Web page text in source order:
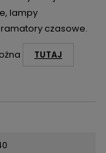
lampy
czasowe.
TUTAJ